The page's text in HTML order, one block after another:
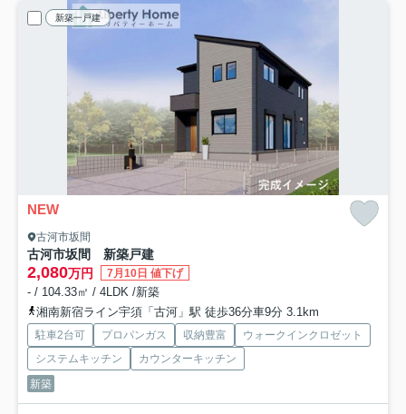
新築一戸建
NEW
古河市坂間
古河市坂間 新築戸建
2,080万円 7月10日 値下げ
- / 104.33㎡ / 4LDK /新築
湘南新宿ライン宇須「古河」駅 徒歩36分車9分 3.1km
駐車2台可 プロパンガス 収納豊富
ウォークインクロゼット
システムキッチン
カウンターキッチン
新築